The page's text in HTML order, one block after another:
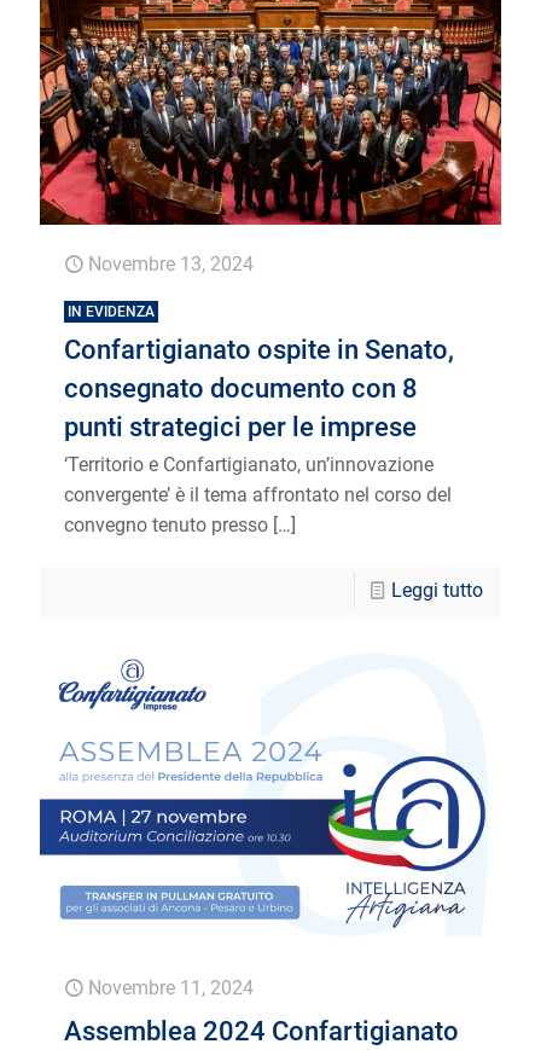
Novembre 13, 2024
IN EVIDENZA
Confartigianato ospite in Senato,
consegnato documento con 8
punti strategici per le imprese
‘Territorio e Confartigianato, un’innovazione
convergente’ è il tema affrontato nel corso del
convegno tenuto presso […]
Leggi tutto
Novembre 11, 2024
Assemblea 2024 Confartigianato